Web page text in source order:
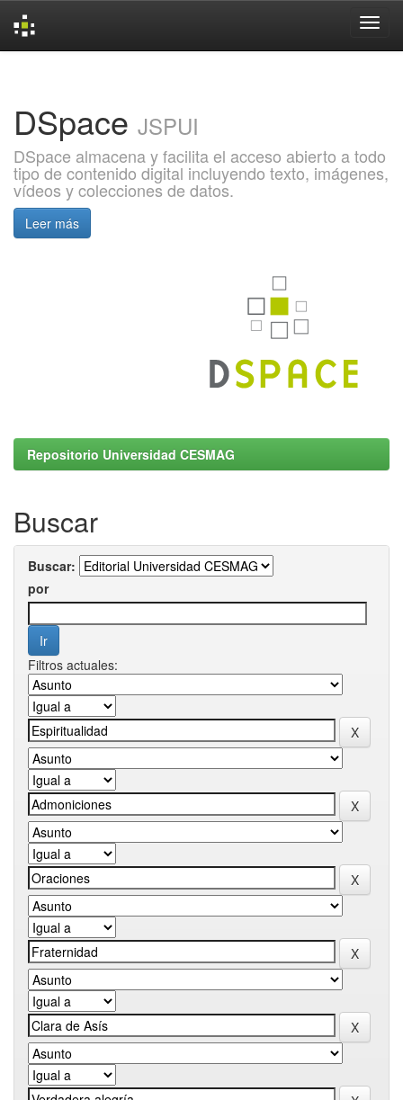
DSpace JSPUI
DSpace almacena y facilita el acceso abierto a todo
tipo de contenido digital incluyendo texto, imágenes,
vídeos y colecciones de datos.
Leer más
Repositorio Universidad CESMAG
Buscar
Buscar:
por
Filtros actuales: